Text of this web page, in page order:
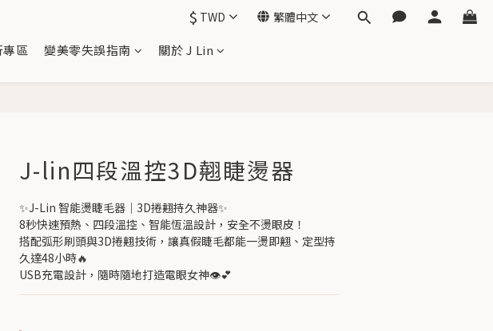
$ TWD 繁體中文
區 變美零失誤指南 關於 J Lin
J-lin四段溫控3D翹睫燙器
✨J-Lin 智能燙睫毛器｜3D捲翹持久神器✨
8秒快速預熱、四段溫控、智能恆溫設計，安全不燙眼皮！
搭配弧形刷頭與3D捲翹技術，讓真假睫毛都能一燙即翹、定型持
久達48小時🔥
USB充電設計，隨時隨地打造電眼女神👁️💕